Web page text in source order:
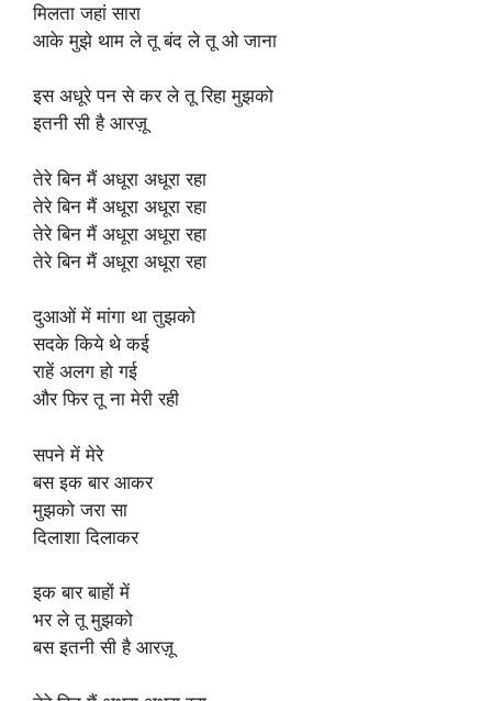
मिलता जहां सारा
आके मुझे थाम ले तू बंद ले तू ओ जाना
इस अधूरे पन से कर ले तू रिहा मुझको
इतनी सी है आरज़ू
तेरे बिन मैं अधूरा अधूरा रहा
तेरे बिन मैं अधूरा अधूरा रहा
तेरे बिन मैं अधूरा अधूरा रहा
तेरे बिन मैं अधूरा अधूरा रहा
दुआओं में मांगा था तुझको
सदके किये थे कई
राहें अलग हो गई
और फिर तू ना मेरी रही
सपने में मेरे
बस इक बार आकर
मुझको जरा सा
दिलाशा दिलाकर
इक बार बाहों में
भर ले तू मुझको
बस इतनी सी है आरज़ू